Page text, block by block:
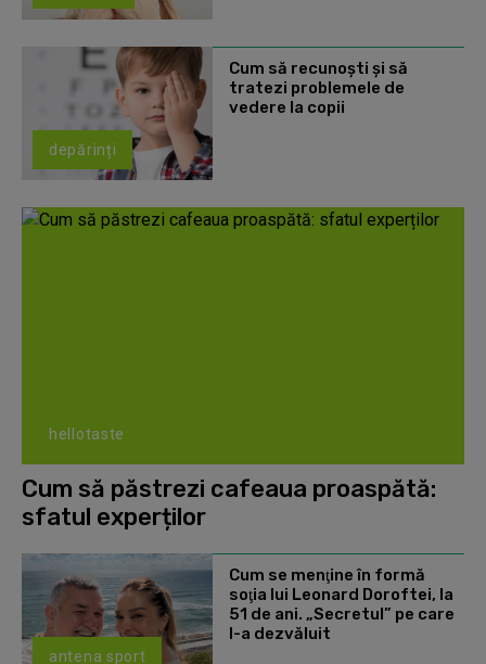
depărinți
Cum să recunoști și să
tratezi problemele de
vedere la copii
hellotaste
Cum să păstrezi cafeaua proaspătă:
sfatul experților
antena sport
Cum se menţine în formă
soţia lui Leonard Doroftei, la
51 de ani. „Secretul” pe care
l-a dezvăluit